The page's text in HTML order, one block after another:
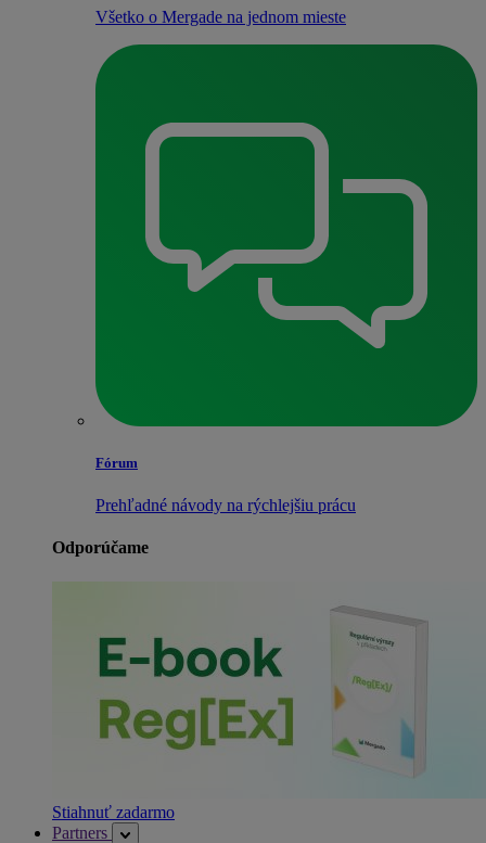
Všetko o Mergade na jednom mieste
Fórum
Prehľadné návody na rýchlejšiu prácu
Odporúčame
Stiahnuť zadarmo
Partners